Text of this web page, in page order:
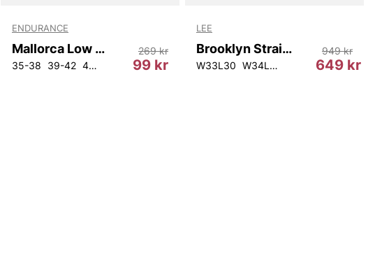
ENDURANCE
Mallorca Low Cut Socks 8-Pack
35-38 39-42 43-46 99 kr
269 kr
LEE
Brooklyn Straight
W33L30 W34L30 W36L30 W38L30
649 kr
949 kr